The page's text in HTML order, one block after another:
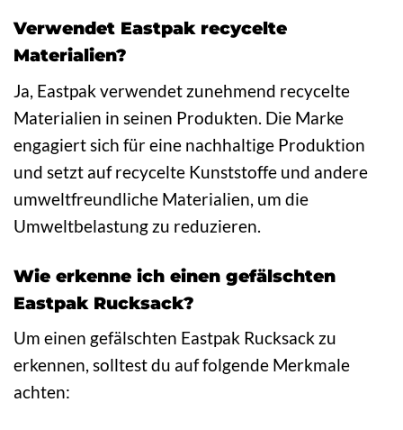
Verwendet Eastpak recycelte
Materialien?
Ja, Eastpak verwendet zunehmend recycelte
Materialien in seinen Produkten. Die Marke
engagiert sich für eine nachhaltige Produktion
und setzt auf recycelte Kunststoffe und andere
umweltfreundliche Materialien, um die
Umweltbelastung zu reduzieren.
Wie erkenne ich einen gefälschten
Eastpak Rucksack?
Um einen gefälschten Eastpak Rucksack zu
erkennen, solltest du auf folgende Merkmale
achten: